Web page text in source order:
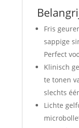
Fris
sappige
Perfect
Klinisch
te tonen
slechts
Lichte